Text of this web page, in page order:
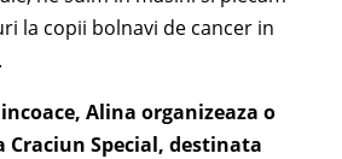
la copii bolnavi de cancer in
Alina organizeaza o
Special, destinata